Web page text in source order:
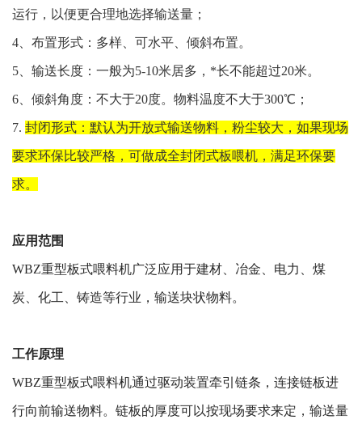
运行，以便更合理地选择输送量；
4、布置形式：多样、可水平、倾斜布置。
5、输送长度：一般为5-10米居多，*长不能超过20米。
6、倾斜角度：不大于20度。物料温度不大于300℃；
7. 封闭形式：默认为开放式输送物料，粉尘较大，如果现场
要求环保比较严格，可做成全封闭式板喂机，满足环保要
求。
应用范围
WBZ重型板式喂料机广泛应用于建材、冶金、电力、煤
炭、化工、铸造等行业，输送块状物料。
工作原理
WBZ重型板式喂料机通过驱动装置牵引链条，连接链板进
行向前输送物料。链板的厚度可以按现场要求来定，输送量